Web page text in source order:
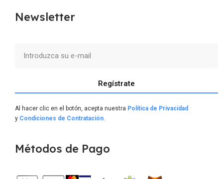
Newsletter
Regístrate
Al hacer clic en el botón, acepta nuestra Política de Privacidad
y Condiciones de Contratación.
Métodos de Pago